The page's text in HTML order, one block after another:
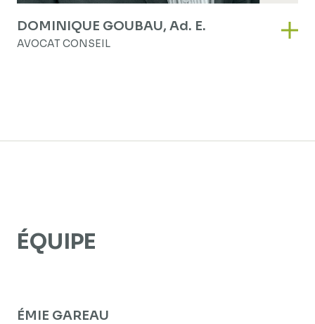
DOMINIQUE GOUBAU, Ad. E.
AVOCAT CONSEIL
ÉQUIPE
ÉMIE GAREAU